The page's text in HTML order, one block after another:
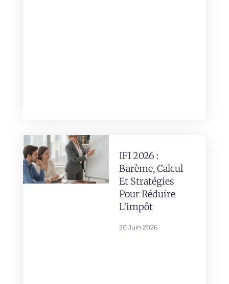
IFI 2026 :
Barème, Calcul
Et Stratégies
Pour Réduire
L’impôt
30 Juin 2026